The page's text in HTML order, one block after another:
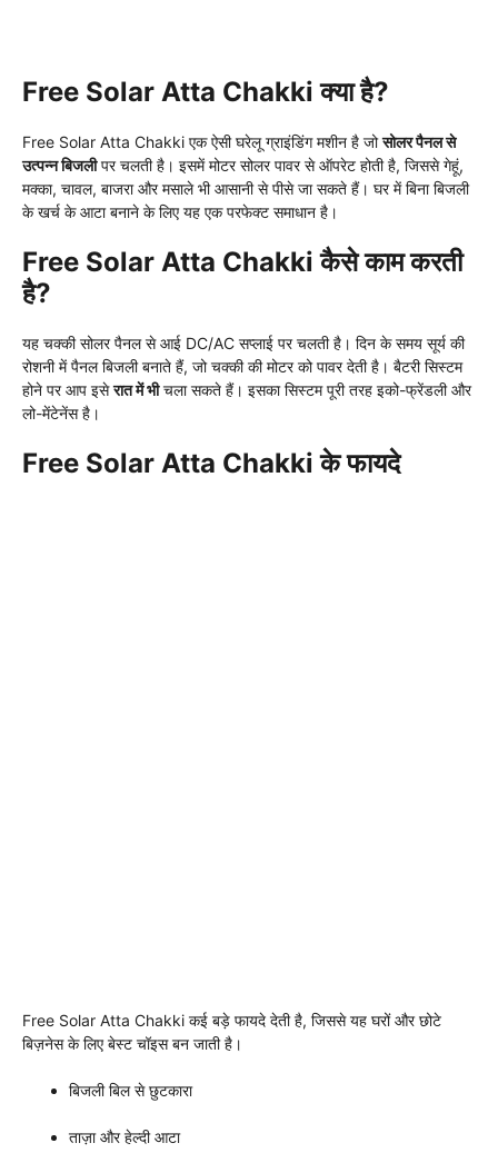
Free Solar Atta Chakki क्या है?
Free Solar Atta Chakki एक ऐसी घरेलू ग्राइंडिंग मशीन है जोसोलर पैनल से
उत्पन्न बिजलीपर चलती है। इसमें मोटर सोलर पावर से ऑपरेट होती है, जिससे गेहूं,
मक्का, चावल, बाजरा और मसाले भी आसानी से पीसे जा सकते हैं। घर में बिना बिजली
के खर्च के आटा बनाने के लिए यह एक परफेक्ट समाधान है।
Free Solar Atta Chakki कैसे काम करती
है?
यह चक्की सोलर पैनल से आई DC/AC सप्लाई पर चलती है। दिन के समय सूर्य की
रोशनी में पैनल बिजली बनाते हैं, जो चक्की की मोटर को पावर देती है। बैटरी सिस्टम
होने पर आप इसेरात में भीचला सकते हैं। इसका सिस्टम पूरी तरह इको-फ्रेंडली और
लो-मेंटेनेंस है।
Free Solar Atta Chakki के फायदे
Free Solar Atta Chakki कई बड़े फायदे देती है, जिससे यह घरों और छोटे
बिज़नेस के लिए बेस्ट चॉइस बन जाती है।
बिजली बिल से छुटकारा
ताज़ा और हेल्दी आटा